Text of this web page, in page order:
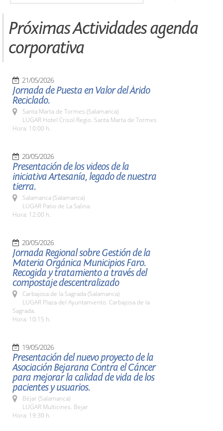
Próximas Actividades agenda
corporativa
21/05/2026
Jornada de Puesta en Valor del Árido
Reciclado.
Santa Marta de Tormes (Salamanca)
LUGAR Hotel Crisol Regio. Santa Marta de Tormes
Hora: 10:00 h.
20/05/2026
Presentación de los videos de la
iniciativa Artesanía, legado de nuestra
tierra.
Salamanca (Salamanca)
LUGAR Patio de La Salina.
Hora: 12:00 h.
20/05/2026
Jornada Regional sobre Gestión de la
Materia Orgánica Municipios Faro.
Recogida y tratamiento a través del
compostaje descentralizado
Carbajosa de la Sagrada (Salamanca)
LUGAR Plaza del Ayuntamiento. Carbajosa de la
Sagrada.
Hora: 10:15 h.
19/05/2026
Presentación del nuevo proyecto de la
Asociación Bejarana Contra el Cáncer
para mejorar la calidad de vida de los
pacientes y usuarios.
Béjar (Salamanca)
LUGAR Multicines. Bejar
Hora: 19:30 h.